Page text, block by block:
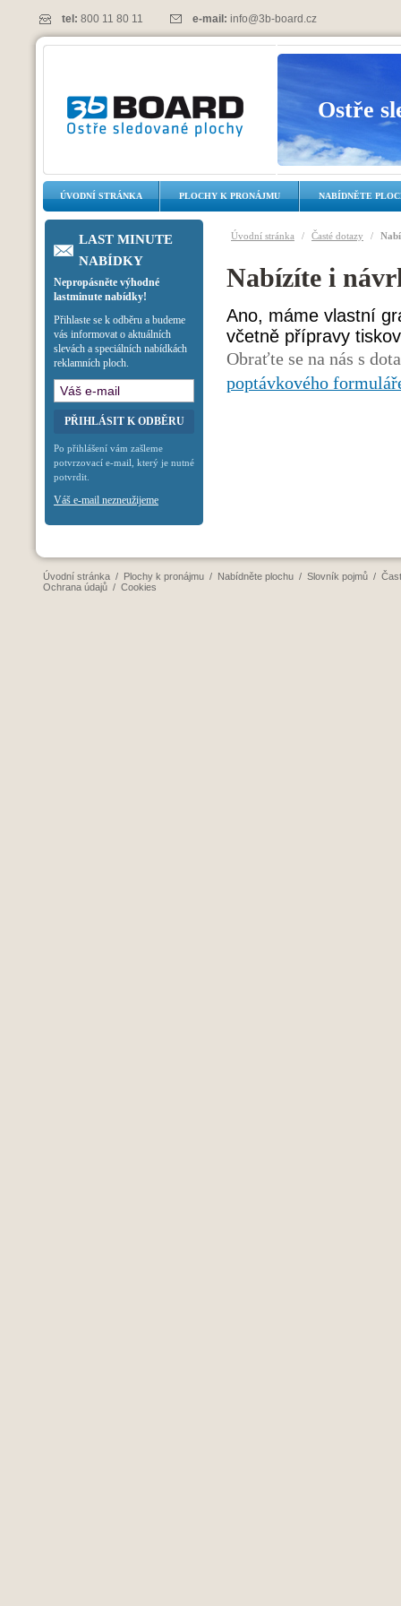
tel: 800 11 80 11 e-mail: info@3b-board.cz
Ostře
ÚVODNÍ STRÁNKA PLOCHY K PRONÁJMU NABÍDNĚTE
Úvodní stránka / Časté dotazy /
Nabízíte i
Ano, máme vlastní
včetně přípravy
Obraťte se na nás s
poptávkového
LAST MINUTE
NABÍDKY
Nepropásněte výhodné
lastminute nabídky!
Přihlaste se k odběru a budeme
vás informovat o aktuálních
slevách a speciálních nabídkách
reklamních ploch.
Po přihlášení vám zašleme
potvrzovací e-mail, který je nutné
potvrdit.
Váš e-mail nezneužijeme
Úvodní stránka / Plochy k pronájmu / Nabídněte plochu / Slovník pojmů /
Ochrana údajů / Cookies